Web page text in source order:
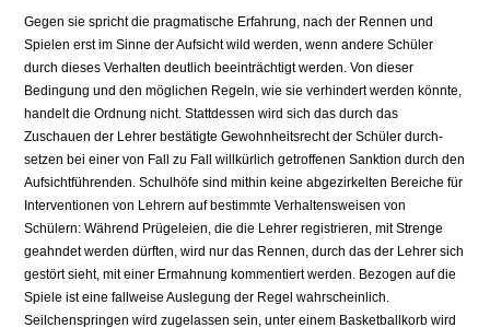
Gegen sie spricht die pragmatische Erfahrung, nach der Rennen und
Spielen erst im Sinne der Aufsicht wild werden, wenn andere Schüler
durch dieses Verhalten deutlich beeinträchtigt werden. Von dieser
Bedingung und den möglichen Regeln, wie sie verhindert werden könnte,
handelt die Ordnung nicht. Stattdessen wird sich das durch das
Zuschauen der Lehrer bestätigte Gewohnheitsrecht der Schüler durch­
setzen bei einer von Fall zu Fall willkürlich getroffenen Sanktion durch den
Aufsicht­führenden. Schulhöfe sind mithin keine abgezirkelten Bereiche für
Interventionen von Lehrern auf bestimmte Verhaltensweisen von
Schülern: Während Prügeleien, die die Lehrer registrieren, mit Strenge
geahndet werden dürften, wird nur das Rennen, durch das der Lehrer sich
gestört sieht, mit einer Ermahnung kommentiert werden. Bezogen auf die
Spiele ist eine fallweise Auslegung der Regel wahrscheinlich.
Seilchenspringen wird zugelassen sein, unter einem Basketballkorb wird